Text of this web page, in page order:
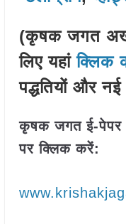
(कृषक जगत
लिए यहांक्लिक
पद्धतियों और
कृषक जगत ई-पेपर
पर क्लिक करें: